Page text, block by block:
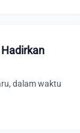
dalam waktu